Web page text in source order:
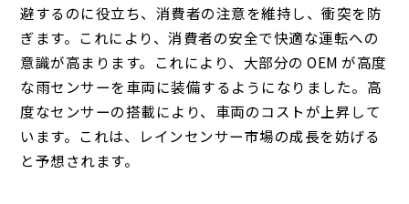
避するのに役立ち、消費者の注意を維持し、衝突を防
ぎます。 これにより、消費者の安全で快適な運転への
意識が高まります。 これにより、大部分の OEM が高度
な雨センサーを車両に装備するようになりました。 高
度なセンサーの搭載により、車両のコストが上昇して
います。 これは、レインセンサー市場の成長を妨げる
と予想されます。